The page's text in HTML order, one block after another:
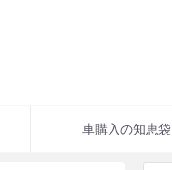
車購入の知恵袋